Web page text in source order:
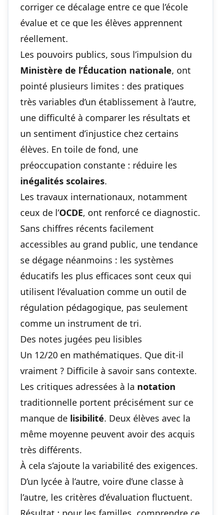
corriger ce décalage entre ce que l’école
évalue et ce que les élèves apprennent
réellement.
Les pouvoirs publics, sous l’impulsion du
Ministère de l’Éducation nationale, ont
pointé plusieurs limites : des pratiques
très variables d’un établissement à l’autre,
une difficulté à comparer les résultats et
un sentiment d’injustice chez certains
élèves. En toile de fond, une
préoccupation constante : réduire les
inégalités scolaires.
Les travaux internationaux, notamment
ceux de l’OCDE, ont renforcé ce diagnostic.
Sans chiffres récents facilement
accessibles au grand public, une tendance
se dégage néanmoins : les systèmes
éducatifs les plus efficaces sont ceux qui
utilisent l’évaluation comme un outil de
régulation pédagogique, pas seulement
comme un instrument de tri.
Des notes jugées peu lisibles
Un 12/20 en mathématiques. Que dit-il
vraiment ? Difficile à savoir sans contexte.
Les critiques adressées à la notation
traditionnelle portent précisément sur ce
manque de lisibilité. Deux élèves avec la
même moyenne peuvent avoir des acquis
très différents.
À cela s’ajoute la variabilité des exigences.
D’un lycée à l’autre, voire d’une classe à
l’autre, les critères d’évaluation fluctuent.